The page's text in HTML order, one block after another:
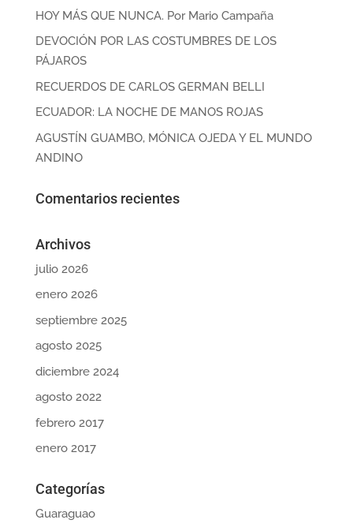
HOY MÁS QUE NUNCA. Por Mario Campaña
DEVOCIÓN POR LAS COSTUMBRES DE LOS
PÁJAROS
RECUERDOS DE CARLOS GERMAN BELLI
ECUADOR: LA NOCHE DE MANOS ROJAS
AGUSTÍN GUAMBO, MÓNICA OJEDA Y EL MUNDO
ANDINO
Comentarios recientes
Archivos
julio 2026
enero 2026
septiembre 2025
agosto 2025
diciembre 2024
agosto 2022
febrero 2017
enero 2017
Categorías
Guaraguao